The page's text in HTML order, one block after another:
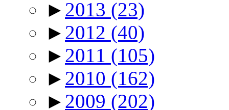
► 2013 (23)
► 2012 (40)
► 2011 (105)
► 2010 (162)
► 2009 (202)